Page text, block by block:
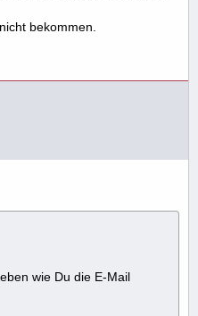
bekommen.
wie Du die E-Mail